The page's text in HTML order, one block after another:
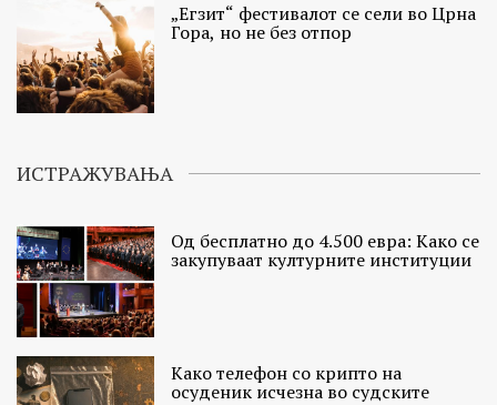
„Егзит“ фестивалот се сели во Црна
Гора, но не без отпор
ИСТРАЖУВАЊА
Од бесплатно до 4.500 евра: Како се
закупуваат културните институции
Како телефон со крипто на
осуденик исчезна во судските